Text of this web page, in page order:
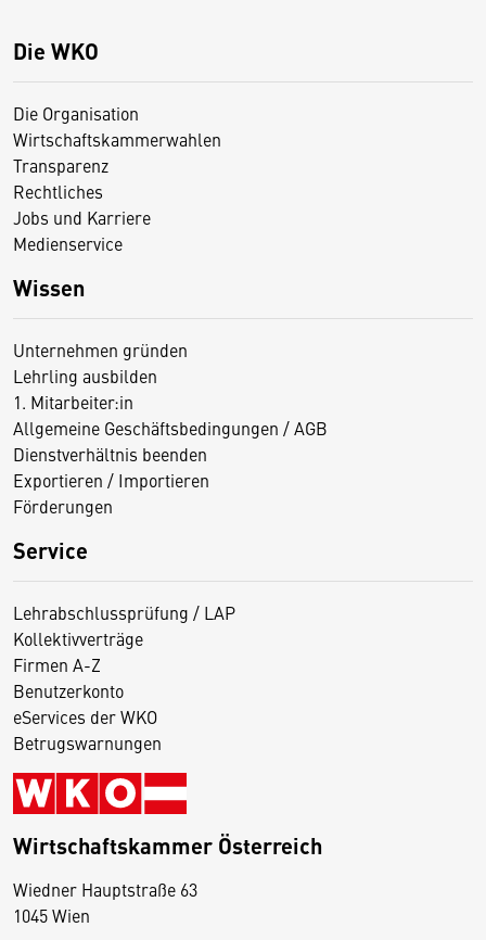
Die WKO
Die Organisation
Wirtschaftskammerwahlen
Transparenz
Rechtliches
Jobs und Karriere
Medienservice
Wissen
Unternehmen gründen
Lehrling ausbilden
1. Mitarbeiter:in
Allgemeine Geschäftsbedingungen / AGB
Dienstverhältnis beenden
Exportieren / Importieren
Förderungen
Service
Lehrabschlussprüfung / LAP
Kollektivverträge
Firmen A-Z
Benutzerkonto
eServices der WKO
Betrugswarnungen
Wirtschaftskammer Österreich
Wiedner Hauptstraße 63
1045 Wien
D